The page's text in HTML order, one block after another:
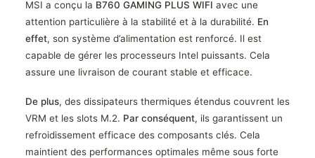
MSI a conçu la B760 GAMING PLUS WIFI avec une
attention particulière à la stabilité et à la durabilité. En
effet, son système d’alimentation est renforcé. Il est
capable de gérer les processeurs Intel puissants. Cela
assure une livraison de courant stable et efficace.
De plus, des dissipateurs thermiques étendus couvrent les
VRM et les slots M.2. Par conséquent, ils garantissent un
refroidissement efficace des composants clés. Cela
maintient des performances optimales même sous forte